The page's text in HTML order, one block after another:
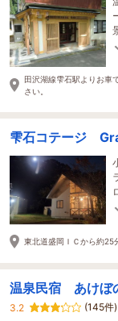
田沢湖線雫石駅よりお車
さい。
雫石コテージ
東北道盛岡ＩＣから約25
温泉民宿 あけぼ
3.2
(145件)